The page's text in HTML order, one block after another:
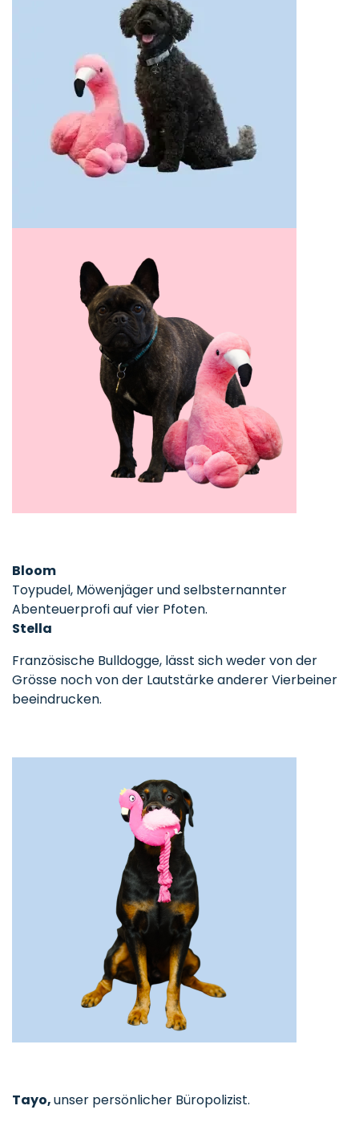
Bloom
Toypudel, Möwenjäger und selbsternannter
Abenteuerprofi auf vier Pfoten.
Stella
Französische Bulldogge, lässt sich weder von der
Grösse noch von der Lautstärke anderer Vierbeiner
beeindrucken.
Tayo,unser persönlicher Büropolizist.